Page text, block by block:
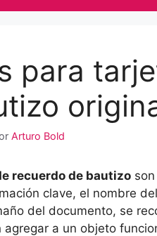
para
Arturo Bold
recuerdo de bautizo
clave, el nombre
del documento, se
agregar a un objeto